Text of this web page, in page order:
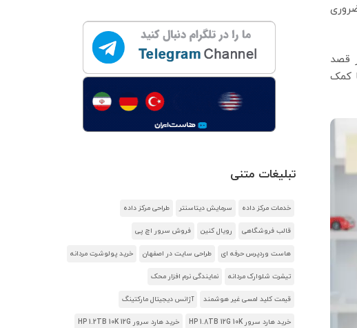
قصد
کمک
تبلیغات متنی
خدمات مرکز داده سرمایش دیتاسنتر طراحی مرکز داده
قالب فروشگاهی رویال کنین فروش سرور اچ پی
هاست وردپرس حرفه ای طراحی سایت در اصفهان خرید پولوشرت مردانه
تیشرت شلوارک مردانه نمایندگی نرم افزار محک
قیمت کلید لمسی غیر هوشمند آژانس دیجیتال مارکتینگ
خرید هارد سرور HP 1.8TB 12G 10K خرید هارد سرور HP 1.2TB 10K 12G